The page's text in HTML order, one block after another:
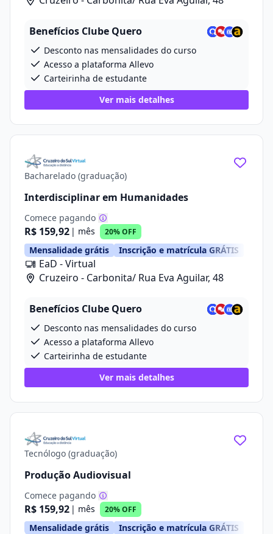
Benefícios Clube Quero
Desconto nas mensalidades do curso
Acesso a plataforma Allevo
Carteirinha de estudante
Ver mais detalhes
Bacharelado (graduação)
Interdisciplinar em Humanidades
Comece pagando
R$ 159,92 | mês 20% OFF
Mensalidade grátis Inscrição e matrícula GRÁTIS
EaD - Virtual
Cruzeiro - Carbonita/ Rua Eva Aguilar, 48
Benefícios Clube Quero
Desconto nas mensalidades do curso
Acesso a plataforma Allevo
Carteirinha de estudante
Ver mais detalhes
Tecnólogo (graduação)
Produção Audiovisual
Comece pagando
R$ 159,92 | mês 20% OFF
Mensalidade grátis Inscrição e matrícula GRÁTIS